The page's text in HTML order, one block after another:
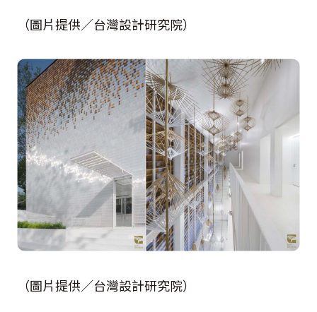
（圖片提供／台灣設計研究院）
（圖片提供／台灣設計研究院）